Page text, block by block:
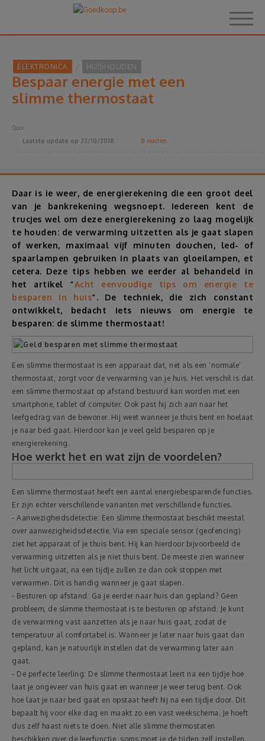
Home
Over Goedkoop.be
Korting
Thema's
Reviews
Reizen
Geldzaken
Thuis
Elektronica
Eten & Drinken
Mode & Verzorging
Korting
ELEKTRONICA HUISHOUDEN
Bespaar energie met een
slimme thermostaat
Door
Laatste update op 23/10/2018 0 reacties
Daar is ie weer, de energierekening die een groot deel
van je bankrekening wegsnoept. Iedereen kent de
trucjes wel om deze energierekening zo laag mogelijk
te houden: de verwarming uitzetten als je gaat slapen
of werken, maximaal vijf minuten douchen, led- of
spaarlampen gebruiken in plaats van gloeilampen, et
cetera. Deze tips hebben we eerder al behandeld in
het artikel “Acht eenvoudige tips om energie te
besparen in huis”. De techniek, die zich constant
ontwikkelt, bedacht iets nieuws om energie te
besparen: de slimme thermostaat!
Een slimme thermostaat is een apparaat dat, net als een ‘normale’
thermostaat, zorgt voor de verwarming van je huis. Het verschil is dat
een slimme thermostaat op afstand bestuurd kan worden met een
smartphone, tablet of computer. Ook past hij zich aan naar het
leefgedrag van de bewoner. Hij weet wanneer je thuis bent en hoelaat
je naar bed gaat. Hierdoor kan je veel geld besparen op je
energierekening.
Hoe werkt het en wat zijn de voordelen?
Een slimme thermostaat heeft een aantal energiebesparende functies.
Er zijn echter verschillende varianten met verschillende functies.
- Aanwezigheidsdetectie: Een slimme thermostaat beschikt meestal
over aanwezigheidsdetectie. Via een speciale sensor (geofencing)
ziet het apparaat of je thuis bent. Hij kan hierdoor bijvoorbeeld de
verwarming uitzetten als je niet thuis bent. De meeste zien wanneer
het licht uitgaat, na een tijdje zullen ze dan ook stoppen met
verwarmen. Dit is handig wanneer je gaat slapen.
- Besturen op afstand: Ga je eerder naar huis dan gepland? Geen
probleem, de slimme thermostaat is te besturen op afstand. Je kunt
de verwarming vast aanzetten als je naar huis gaat, zodat de
temperatuur al comfortabel is. Wanneer je later naar huis gaat dan
gepland, kan je natuurlijk instellen dat de verwarming later aan
gaat.
- De perfecte leerling: De slimme thermostaat leert na een tijdje hoe
laat je ongeveer van huis gaat en wanneer je weer terug bent. Ook
hoe laat je naar bed gaat en opstaat heeft hij na een tijdje door. Dit
bepaalt hij voor elke dag en maakt zo een vast weekschema. Je hoeft
dus zelf haast niets te doen. Niet alle slimme thermostaten
beschikken over de leerfunctie, soms moet je de tijden zelf instellen.